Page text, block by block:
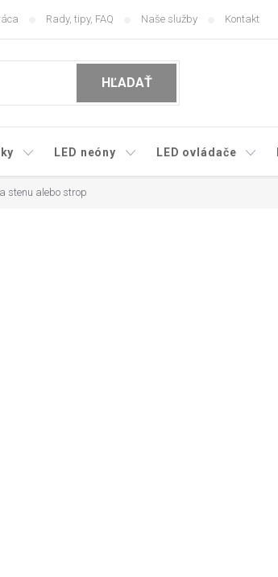
Rady, tipy, FAQ Naše služby Kontakt
HĽADAŤ
LED neóny LED ovládače
stenu alebo strop